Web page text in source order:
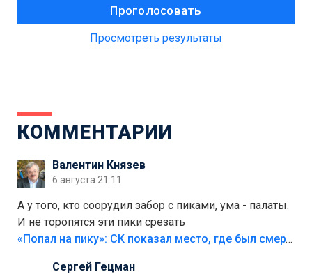
Просмотреть результаты
КОММЕНТАРИИ
Валентин Князев
6 августа 21:11
А у того, кто соорудил забор с пиками, ума - палаты.
И не торопятся эти пики срезать
«Попал на пику»: СК показал место, где был смертельно травмирован ребенок в Тольятти
Сергей Гецман